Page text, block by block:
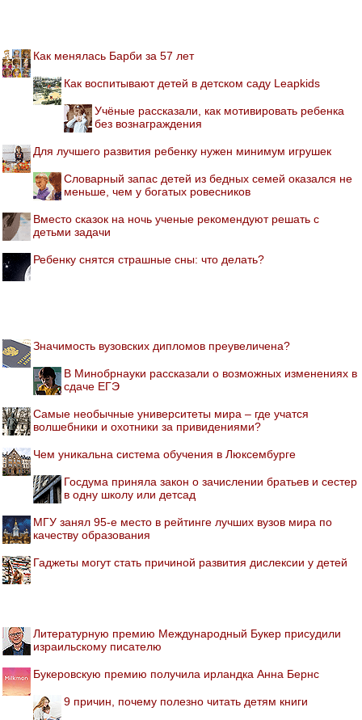
Как менялась Барби за 57 лет
Как воспитывают детей в детском саду Leapkids
Учёные рассказали, как мотивировать ребенка
без вознаграждения
Для лучшего развития ребенку нужен минимум игрушек
Словарный запас детей из бедных семей оказался не
меньше, чем у богатых ровесников
Вместо сказок на ночь ученые рекомендуют решать с
детьми задачи
Ребенку снятся страшные сны: что делать?
Значимость вузовских дипломов преувеличена?
В Минобрнауки рассказали о возможных изменениях в
сдаче ЕГЭ
Самые необычные университеты мира – где учатся
волшебники и охотники за привидениями?
Чем уникальна система обучения в Люксембурге
Госдума приняла закон о зачислении братьев и сестер
в одну школу или детсад
МГУ занял 95-е место в рейтинге лучших вузов мира по
качеству образования
Гаджеты могут стать причиной развития дислексии у детей
Литературную премию Международный Букер присудили
израильскому писателю
Букеровскую премию получила ирландка Анна Бернс
9 причин, почему полезно читать детям книги